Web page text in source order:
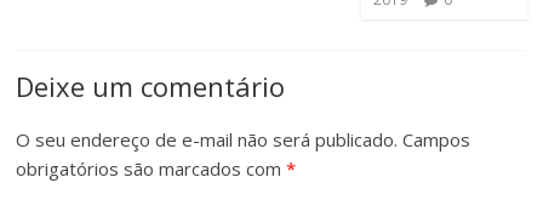
Deixe um comentário
O seu endereço de e-mail não será publicado. Campos
obrigatórios são marcados com*